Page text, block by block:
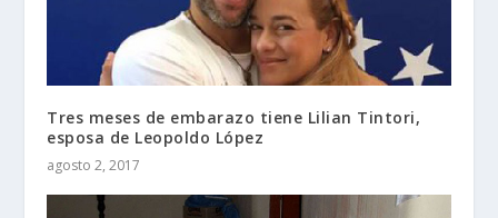
Tres meses de embarazo tiene Lilian Tintori,
esposa de Leopoldo López
agosto 2, 2017